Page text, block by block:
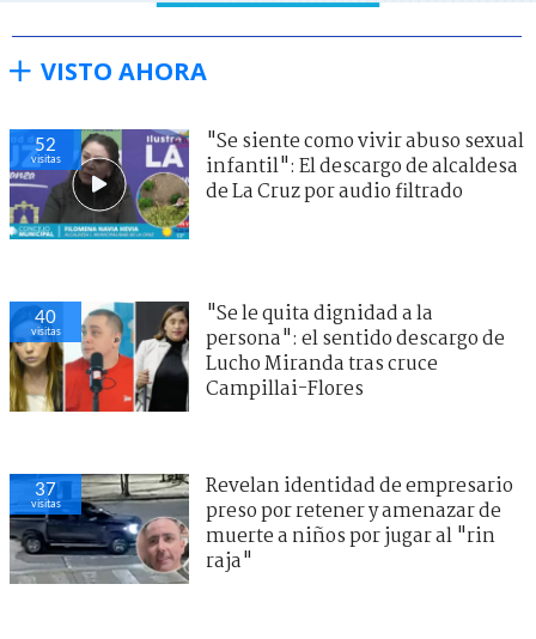
VISTO AHORA
52
visitas
"Se siente como vivir abuso sexual
infantil": El descargo de alcaldesa
de La Cruz por audio filtrado
40
visitas
"Se le quita dignidad a la
persona": el sentido descargo de
Lucho Miranda tras cruce
Campillai-Flores
37
visitas
Revelan identidad de empresario
preso por retener y amenazar de
muerte a niños por jugar al "rin
raja"